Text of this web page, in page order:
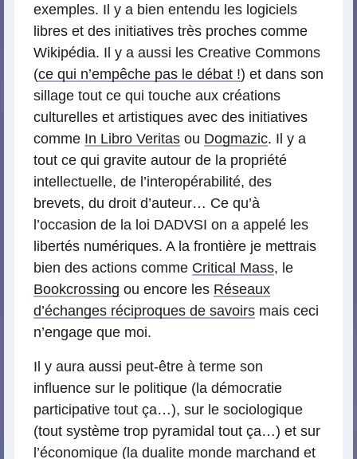
exemples. Il y a bien entendu les logiciels
libres et des initiatives très proches comme
Wikipédia. Il y a aussi les Creative Commons
(ce qui n’empêche pas le débat !) et dans son
sillage tout ce qui touche aux créations
culturelles et artistiques avec des initiatives
comme In Libro Veritas ou Dogmazic. Il y a
tout ce qui gravite autour de la propriété
intellectuelle, de l’interopérabilité, des
brevets, du droit d’auteur… Ce qu’à
l’occasion de la loi DADVSI on a appelé les
libertés numériques. A la frontière je mettrais
bien des actions comme Critical Mass, le
Bookcrossing ou encore les Réseaux
d’échanges réciproques de savoirs mais ceci
n’engage que moi.
Il y aura aussi peut-être à terme son
influence sur le politique (la démocratie
participative tout ça…), sur le sociologique
(tout système trop pyramidal tout ça…) et sur
l’économique (la dualite monde marchand et